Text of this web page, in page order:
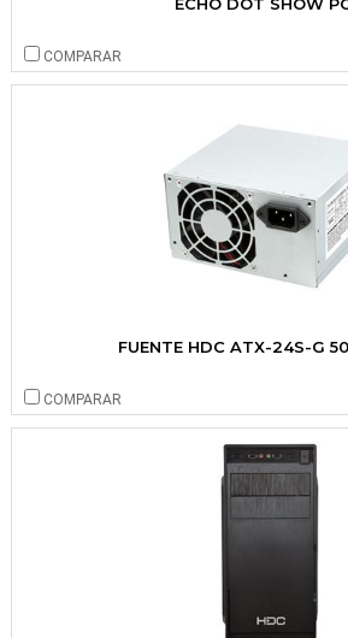
COMPARAR
FUENTE HDC ATX-24S-G
COMPARAR